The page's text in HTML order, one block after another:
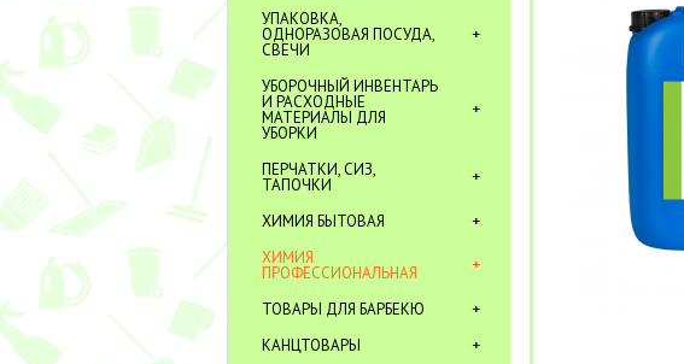
УПАКОВКА,
ОДНОРАЗОВАЯ ПОСУДА,
СВЕЧИ
УБОРОЧНЫЙ ИНВЕНТАРЬ
И РАСХОДНЫЕ
МАТЕРИАЛЫ ДЛЯ
УБОРКИ
ПЕРЧАТКИ, СИЗ,
ТАПОЧКИ
ХИМИЯ БЫТОВАЯ
ХИМИЯ
ПРОФЕССИОНАЛЬНАЯ
ТОВАРЫ ДЛЯ БАРБЕКЮ
КАНЦТОВАРЫ